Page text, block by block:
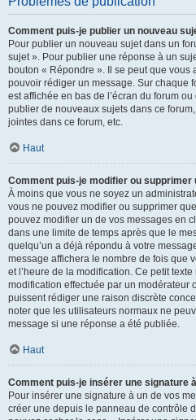
Comment puis-je publier un nouveau
Pour publier un nouveau sujet dans un
sujet ». Pour publier une réponse à un
bouton « Répondre ». Il se peut que vous
pouvoir rédiger un message. Sur chaque
est affichée en bas de l’écran du forum
publier de nouveaux sujets dans ce
jointes dans ce forum, etc.
Haut
Comment puis-je modifier ou supprimer
À moins que vous ne soyez un
vous ne pouvez modifier ou supprimer
pouvez modifier un de vos messages en
dans une limite de temps après que le
quelqu’un a déjà répondu à votre
message affichera le nombre de fois que
et l’heure de la modification. Ce petit texte
modification effectuée par un modérateur
puissent rédiger une raison discrète
noter que les utilisateurs normaux ne
message si une réponse a été publiée.
Haut
Comment puis-je insérer une signature
Pour insérer une signature à un de vos
créer une depuis le panneau de contrôle